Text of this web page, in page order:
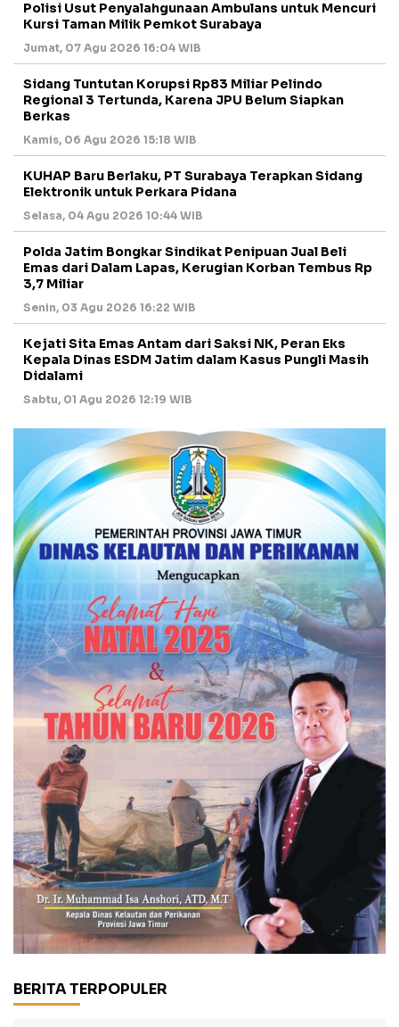
Polisi Usut Penyalahgunaan Ambulans untuk Mencuri
Kursi Taman Milik Pemkot Surabaya
Jumat, 07 Agu 2026 16:04 WIB
Sidang Tuntutan Korupsi Rp83 Miliar Pelindo
Regional 3 Tertunda, Karena JPU Belum Siapkan
Berkas
Kamis, 06 Agu 2026 15:18 WIB
KUHAP Baru Berlaku, PT Surabaya Terapkan Sidang
Elektronik untuk Perkara Pidana
Selasa, 04 Agu 2026 10:44 WIB
Polda Jatim Bongkar Sindikat Penipuan Jual Beli
Emas dari Dalam Lapas, Kerugian Korban Tembus Rp
3,7 Miliar
Senin, 03 Agu 2026 16:22 WIB
Kejati Sita Emas Antam dari Saksi NK, Peran Eks
Kepala Dinas ESDM Jatim dalam Kasus Pungli Masih
Didalami
Sabtu, 01 Agu 2026 12:19 WIB
BERITA TERPOPULER